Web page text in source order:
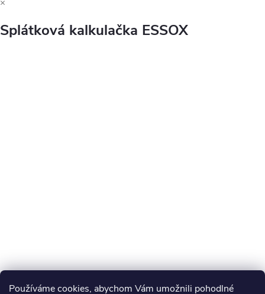
Používáme cookies, abychom Vám umožnili pohodlné
Splátková kalkulačka ESSOX